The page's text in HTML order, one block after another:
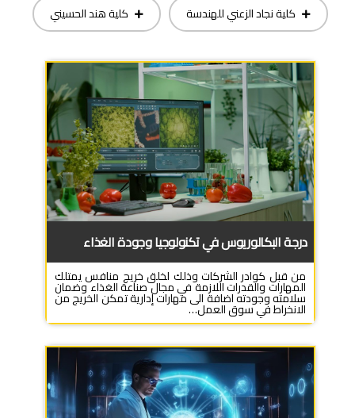
كلية نجاد الزعني للهندسة كلية هند الحسيني
درجة البكالوريوس في تكنولوجيا وجودة الغذاء
من قبل كوادر الشركات وذلك لخلق خريج منافس يمتلك
المهارات والقدرات اللازمة في مجال صناعة الغذاء وضمان
سلامته وجودته اضافة الى مهارات إدارية تمكن الخريج من
الانخراط في سوق العمل…